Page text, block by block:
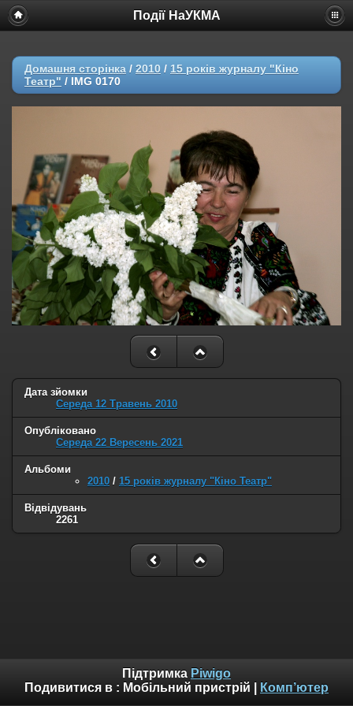
Події НаУКМА
Домашня сторінка / 2010 / 15 років журналу "Кіно
Театр" / IMG 0170
Дата зйомки
Середа 12 Травень 2010
Опубліковано
Середа 22 Вересень 2021
Альбоми
2010 / 15 років журналу "Кіно Театр"
Відвідувань
2261
Підтримка Piwigo
Подивитися в : Мобільний пристрій Комп’ютер